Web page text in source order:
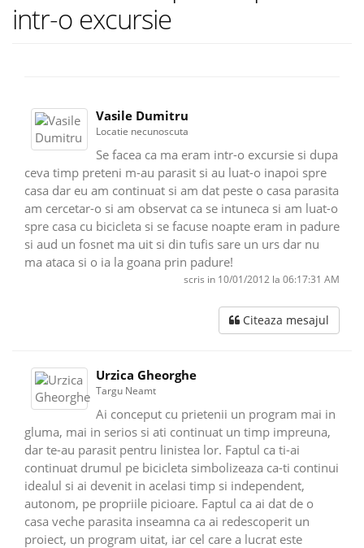
intr-o excursie
Vasile Dumitru
Locatie necunoscuta
Se facea ca ma eram intr-o excursie si dupa
ceva timp preteni m-au parasit si au luat-o inapoi spre
casa dar eu am continuat si am dat peste o casa parasita
am cercetar-o si am observat ca se intuneca si am luat-o
spre casa cu bicicleta si se facuse noapte eram in padure
si aud un fosnet ma uit si din tufis sare un urs dar nu
ma ataca si o ia la goana prin padure!
scris in 10/01/2012 la 06:17:31 AM
Citeaza mesajul
Urzica Gheorghe
Targu Neamt
Ai conceput cu prietenii un program mai in
gluma, mai in serios si ati continuat un timp impreuna,
dar te-au parasit pentru linistea lor. Faptul ca ti-ai
continuat drumul pe bicicleta simbolizeaza ca-ti continui
idealul si ai devenit in acelasi timp si independent,
autonom, pe propriile picioare. Faptul ca ai dat de o
casa veche parasita inseamna ca ai redescoperit un
proiect, un program uitat, iar cel care a lucrat este